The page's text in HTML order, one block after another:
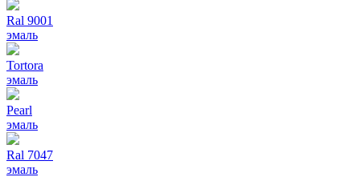
Ral 9001
эмаль
Tortora
эмаль
Pearl
эмаль
Ral 7047
эмаль